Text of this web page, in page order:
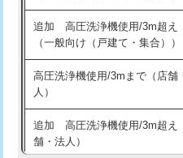
※給水管工事は20mmまでの価
持込商品取付（浄水器・分岐水
業）
排水管工事（追加 排水管工事/
追加 高圧洗浄機使用/3m超え
（一般向け（戸建て・集合））
高圧洗浄機使用/3mまで（店舗
人）
追加 高圧洗浄機使用/3m超え
舗・法人）